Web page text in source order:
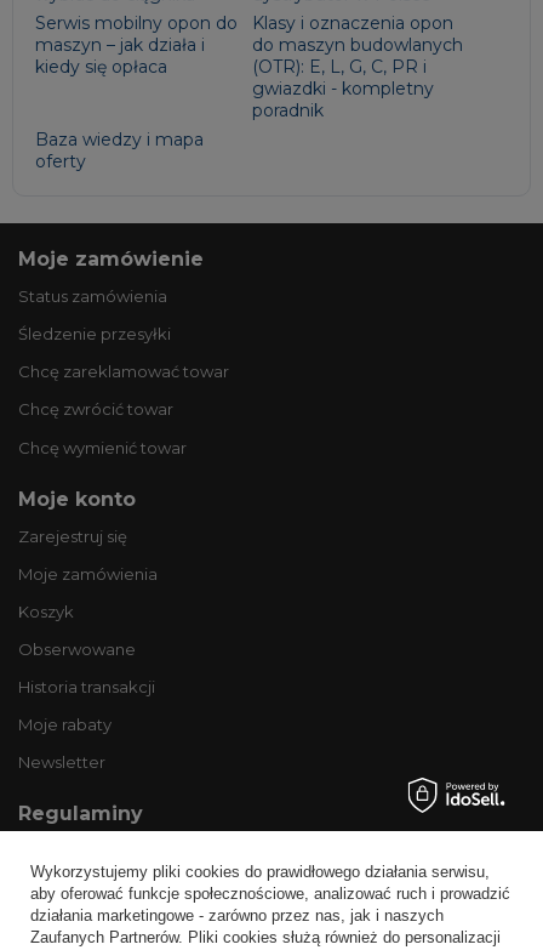
Serwis mobilny opon do
maszyn – jak działa i
kiedy się opłaca
Klasy i oznaczenia opon
do maszyn budowlanych
(OTR): E, L, G, C, PR i
gwiazdki - kompletny
poradnik
Baza wiedzy i mapa
oferty
Moje zamówienie
Status zamówienia
Śledzenie przesyłki
Chcę zareklamować towar
Chcę zwrócić towar
Chcę wymienić towar
Moje konto
Zarejestruj się
Moje zamówienia
Koszyk
Obserwowane
Historia transakcji
Moje rabaty
Newsletter
Regulaminy
Wysyłka
Sposoby płatności i prowizje
Wykorzystujemy pliki cookies do prawidłowego działania serwisu,
aby oferować funkcje społecznościowe, analizować ruch i prowadzić
działania marketingowe - zarówno przez nas, jak i naszych
Zaufanych Partnerów. Pliki cookies służą również do personalizacji